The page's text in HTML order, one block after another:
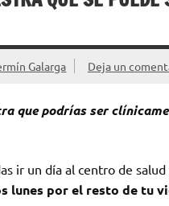
Galarga Deja un
que podrías ser
ir un día al centro de
lunes por el resto de tu